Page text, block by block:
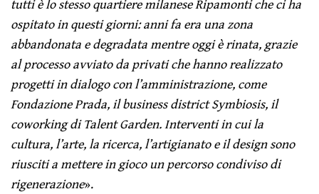
tutti è lo stesso quartiere milanese Ripamonti che ci ha
ospitato in questi giorni: anni fa era una zona
abbandonata e degradata mentre oggi è rinata, grazie
al processo avviato da privati che hanno realizzato
progetti in dialogo con l’amministrazione, come
Fondazione Prada, il business district Symbiosis, il
coworking di Talent Garden. Interventi in cui la
cultura, l’arte, la ricerca, l’artigianato e il design sono
riusciti a mettere in gioco un percorso condiviso di
rigenerazione».